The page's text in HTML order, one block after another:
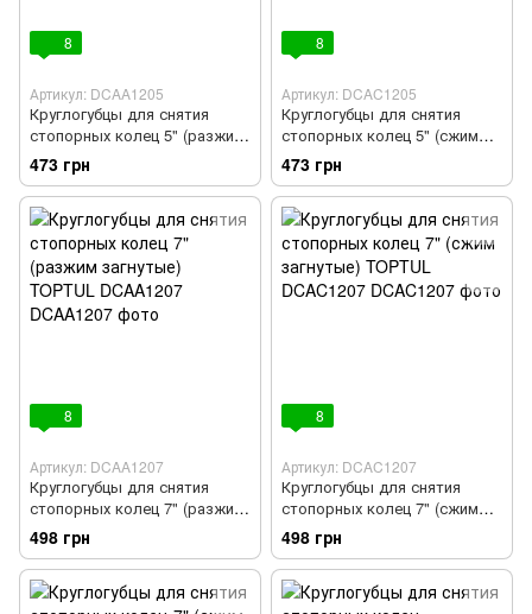
8
Артикул: DCAA1205
Круглогубцы для снятия
стопорных колец 5" (разжим
загнутые) TOPTUL DCAA1205
473 грн
8
Артикул: DCAC1205
Круглогубцы для снятия
стопорных колец 5" (сжим
загнутые) TOPTUL DCAC1205
473 грн
8
Артикул: DCAA1207
Круглогубцы для снятия
стопорных колец 7" (разжим
загнутые) TOPTUL DCAA1207
498 грн
8
Артикул: DCAC1207
Круглогубцы для снятия
стопорных колец 7" (сжим
загнутые) TOPTUL DCAC1207
498 грн